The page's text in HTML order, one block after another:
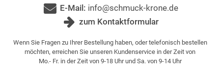
E-Mail: info@schmuck-krone.de
zum Kontaktformular
Wenn Sie Fragen zu Ihrer Bestellung haben, oder telefonisch bestellen
möchten, erreichen Sie unseren Kundenservice in der Zeit von
Mo.- Fr. in der Zeit von 9-18 Uhr und Sa. von 9-14 Uhr